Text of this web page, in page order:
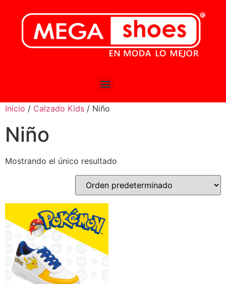
Inicio / Calzado Kids / Niño
Niño
Mostrando el único resultado